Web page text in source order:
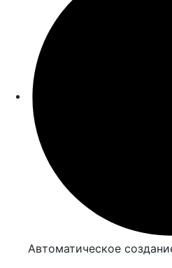
Автоматическое